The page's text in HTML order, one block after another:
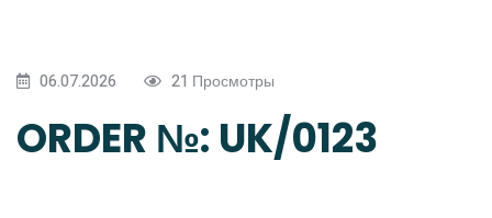
06.07.2026 21 Просмотры
ORDER №: UK/0123